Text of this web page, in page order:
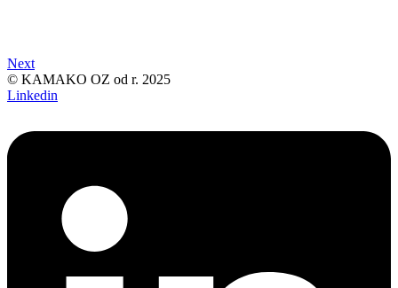
Next
© KAMAKO OZ od r. 2025
Linkedin